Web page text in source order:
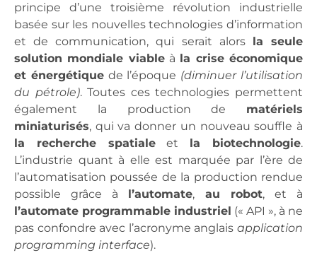
principe d’une troisième révolution industrielle
basée sur les nouvelles technologies d’information
et de communication, qui serait alors
la seule
solution mondiale viableà
la crise économique
et énergétiquede l’époque (diminuer l’utilisation
du pétrole). Toutes ces technologies permettent
également la production de matériels
miniaturisés, qui va donner un nouveau souffle à
la recherche spatialeet la biotechnologie.
L’industrie quant à elle est marquée par l’ère de
l’automatisation poussée de la production rendue
possible grâce à
l’automate, au robot, et à
l’automate programmable industriel (« API », à ne
pas confondre avec l’acronyme anglais application
programming interface).